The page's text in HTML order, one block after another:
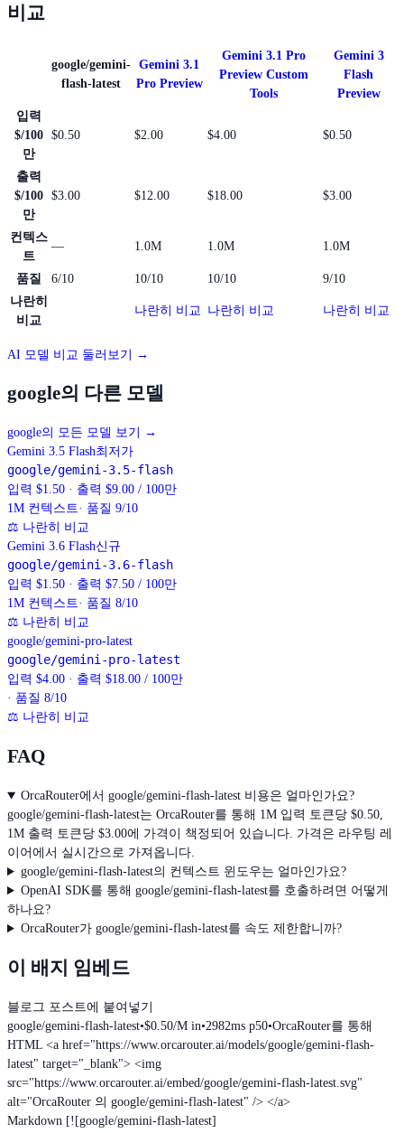
비교
google/gemini-
flash-latest
Gemini 3.1
Pro Preview
Gemini 3.1 Pro
Preview Custom
Tools
Gemini 3
Flash
Preview
입력
$/100
만
$0.50 $2.00 $4.00 $0.50
출력
$/100
만
$3.00 $12.00 $18.00 $3.00
컨텍스
트
— 1.0M 1.0M 1.0M
품질 6/10 10/10 10/10
9/10
나란히
비교
나란히 비교 나란히 비교 나란히 비교
AI 모델 비교 둘러보기 →
google의 다른 모델
google의 모든 모델 보기
→
Gemini 3.5 Flash최저가
google/gemini-3.5-flash
입력 $1.50 · 출력 $9.00 / 100만
1M 컨텍스트· 품질 9/10
⚖ 나란히 비교
Gemini 3.6 Flash신규
google/gemini-3.6-flash
입력 $1.50 · 출력 $7.50 / 100만
1M 컨텍스트· 품질 8/10
⚖ 나란히 비교
google/gemini-pro-latest
google/gemini-pro-latest
입력 $4.00 · 출력 $18.00 / 100만
· 품질 8/10
⚖ 나란히 비교
FAQ
OrcaRouter에서 google/gemini-flash-latest 비용은 얼마인가요?
google/gemini-flash-latest는 OrcaRouter를 통해 1M 입력 토큰당 $0.50,
1M 출력 토큰당 $3.00에 가격이 책정되어 있습니다. 가격은 라우팅 레
이어에서 실시간으로 가져옵니다.
google/gemini-flash-latest의 컨텍스트 윈도우는 얼마인가요?
OpenAI SDK를 통해 google/gemini-flash-latest를 호출하려면 어떻게
하나요?
OrcaRouter가 google/gemini-flash-latest를 속도 제한합니까?
이 배지 임베드
블로그 포스트에 붙여넣기
google/gemini-flash-latest•$0.50/M in•2982ms p50•OrcaRouter를 통해
HTML <a href="https://www.orcarouter.ai/models/google/gemini-flash-
latest" target="_blank"> <img
src="https://www.orcarouter.ai/embed/google/gemini-flash-latest.svg"
alt="OrcaRouter 의 google/gemini-flash-latest" /> </a>
Markdown [![google/gemini-flash-latest]